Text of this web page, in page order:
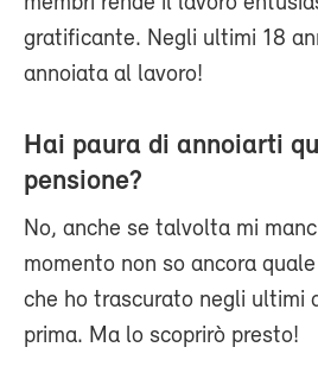
gratificante. Negli ultimi 18
annoiata al lavoro!
Hai paura di annoiarti
pensione?
No, anche se talvolta mi
momento non so ancora
che ho trascurato negli ultimi
prima. Ma lo scoprirò presto!